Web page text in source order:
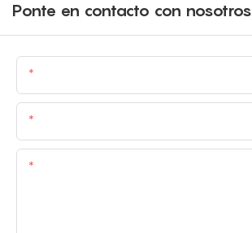
Ponte en contacto con nosotros